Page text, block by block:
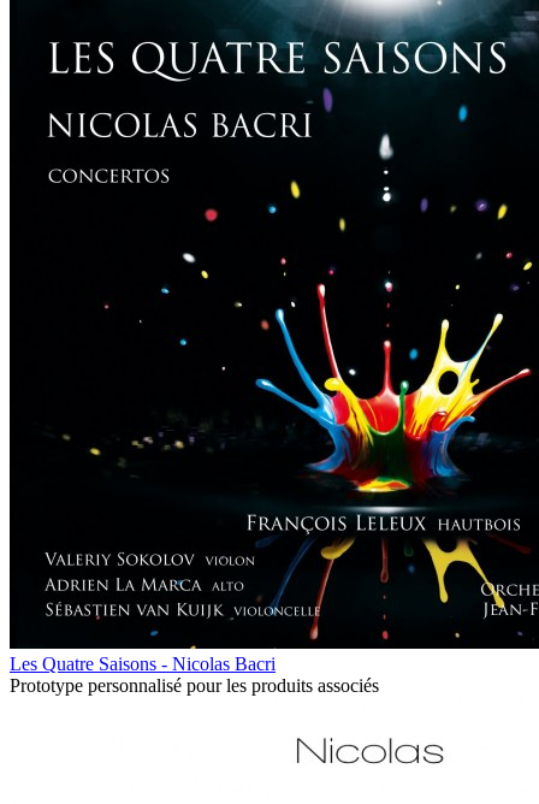
Les Quatre Saisons - Nicolas Bacri
Prototype personnalisé pour les produits associés